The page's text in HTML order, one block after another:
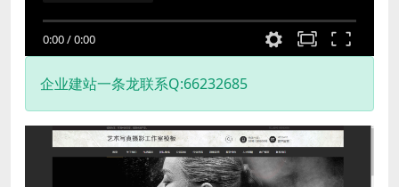
0:00/0:00
企业建站一条龙联系Q:66232685